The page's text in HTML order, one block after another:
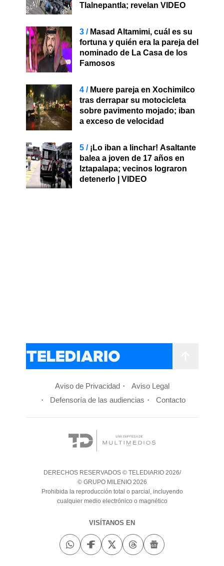
Tlalnepantla; revelan VIDEO
Masad Altamimi, cuál es su
fortuna y quién era la pareja del
nominado de La Casa de los
Famosos
Muere pareja en Xochimilco
tras derrapar su motocicleta
sobre pavimento mojado; iban
a exceso de velocidad
¡Lo iban a linchar! Asaltante
balea a joven de 17 años en
Iztapalapa; vecinos lograron
detenerlo | VIDEO
Aviso de Privacidad
Aviso Legal
Defensoría de las audiencias
Contacto
DERECHOS RESERVADOS © TELEDIARIO 2026/
© GRUPO MILENIO 2026
Prohibida la reproducción total o parcial, incluyendo
cualquier medio electrónico o magnético
VISÍTANOS EN